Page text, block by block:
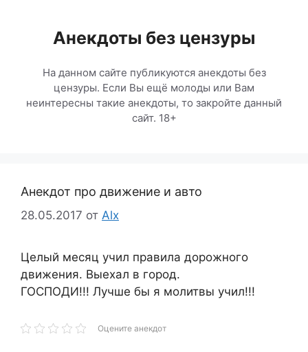
содержимомуАнекдоты без цензуры
На данном сайте публикуются анекдоты без
цензуры. Если Вы ещё молоды или Вам
неинтересны такие анекдоты, то закройте данный
сайт. 18+
Анекдот про движение и авто
28.05.2017 от Alx
Целый месяц учил правила дорожного
движения. Выехал в город.
ГОСПОДИ!!! Лучше бы я молитвы учил!!!
Оцените анекдот